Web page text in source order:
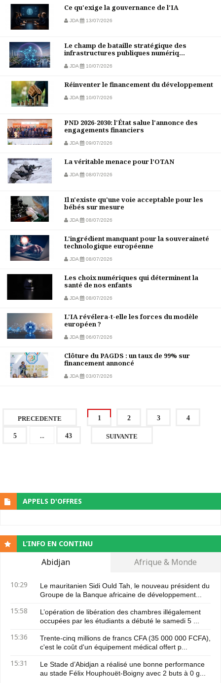
Ce qu'exige la gouvernance de l'IA
JDA 13/07/2026
Le champ de bataille stratégique des
infrastructures publiques numériq...
JDA 10/07/2026
Réinventer le financement du développement
JDA 10/07/2026
PND 2026-2030: l'État salue l'annonce des
engagements financiers
JDA 09/07/2026
La véritable menace pour l’OTAN
JDA 08/07/2026
Il n'existe qu'une voie acceptable pour les
bébés sur mesure
JDA 08/07/2026
L'ingrédient manquant pour la souveraineté
technologique européenne
JDA 08/07/2026
Les choix numériques qui déterminent la
santé de nos enfants
JDA 08/07/2026
L'IA révélera-t-elle les forces du modèle
européen ?
JDA 06/07/2026
Clôture du PAGDS : un taux de 99% sur
financement annoncé
JDA 03/07/2026
PRECEDENTE 1 2 3 4
5 ... 43 SUIVANTE
APPELS D'OFFRES
L’INFO EN CONTINU
Abidjan Afrique & Monde
10:29
Le mauritanien Sidi Ould Tah, le nouveau président du
Groupe de la Banque africaine de développement...
15:58
L’opération de libération des chambres illégalement
occupées par les étudiants a débuté le samedi 5 ...
15:36
Trente-cinq millions de francs CFA (35 000 000 FCFA),
c'est le coût d'un équipement médical offert p...
15:31
Le Stade d’Abidjan a réalisé une bonne performance
au stade Félix Houphouët-Boigny avec 2 buts à 0 g...